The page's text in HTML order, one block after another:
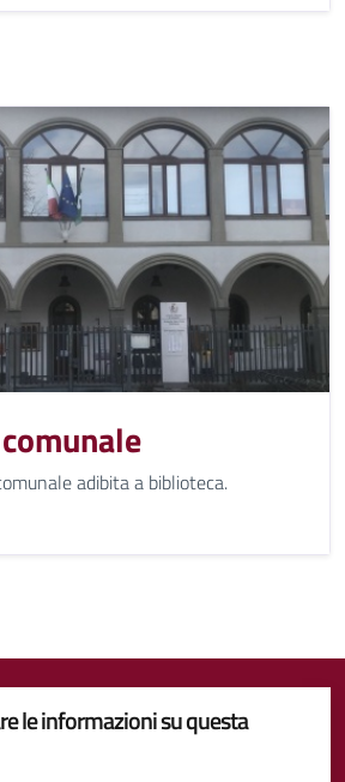
adibita a biblioteca.
COMUNALE ADIBITA A BIBLIOTECA.
le informazioni su questa